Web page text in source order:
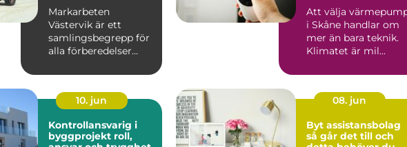
Markarbeten
Västervik är ett
samlingsbegrepp för
alla förberedelser
Att välja
i Skåne handlar om
mer än bara teknik.
Klimatet är mil...
10. jun
Kontrollansvarig i
byggprojekt roll,
08. jun
Byt assistansbolag
så går det till och